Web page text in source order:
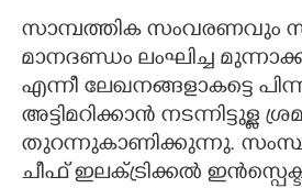
സാമ്പത്തിക സംവരണവും
മാനദണ്ഡം ലംഘിച്ച
എന്നീ ലേഖനങ്ങളാകട്ടെ
അട്ടിമറിക്കാൻ നടന്നിട്ടുള്ള
തുറന്നുകാണിക്കുന്നു.
ചീഫ് ഇലക്ട്രിക്കൽ